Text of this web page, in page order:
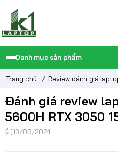
Danh mục sản phẩm
Trang chủ / Review đánh giá
Đánh giá review
5600H RTX 3050
10/09/2024